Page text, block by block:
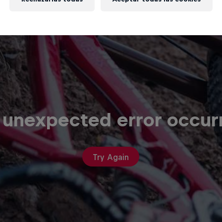
error
Try Again